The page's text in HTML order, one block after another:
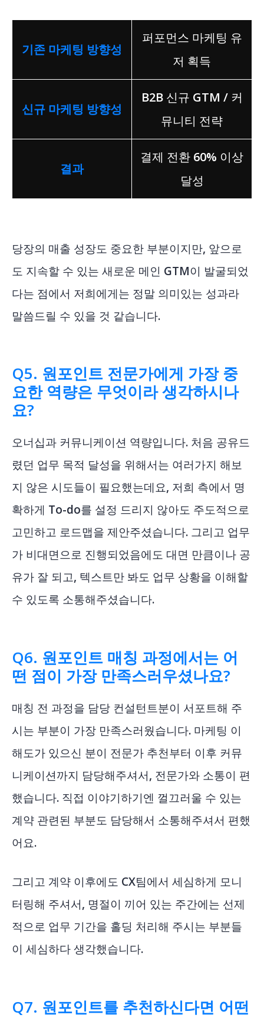
기존 마케팅 방향성
퍼포먼스 마케팅 유
저 획득
신규 마케팅 방향성
B2B 신규 GTM / 커
뮤니티 전략
결과
결제 전환 60% 이상
달성
당장의 매출 성장도 중요한 부분이지만, 앞으로
도 지속할 수 있는 새로운 메인 GTM이 발굴되었
다는 점에서 저희에게는 정말 의미있는 성과라
말씀드릴 수 있을 것 같습니다.
Q5. 원포인트 전문가에게 가장 중
요한 역량은 무엇이라 생각하시나
요?
오너십과 커뮤니케이션 역량입니다. 처음 공유드
렸던 업무 목적 달성을 위해서는 여러가지 해보
지 않은 시도들이 필요했는데요, 저희 측에서 명
확하게 To-do를 설정 드리지 않아도 주도적으로
고민하고 로드맵을 제안주셨습니다. 그리고 업무
가 비대면으로 진행되었음에도 대면 만큼이나 공
유가 잘 되고, 텍스트만 봐도 업무 상황을 이해할
수 있도록 소통해주셨습니다.
Q6. 원포인트 매칭 과정에서는 어
떤 점이 가장 만족스러우셨나요?
매칭 전 과정을 담당 컨설턴트분이 서포트해 주
시는 부분이 가장 만족스러웠습니다. 마케팅 이
해도가 있으신 분이 전문가 추천부터 이후 커뮤
니케이션까지 담당해주셔서, 전문가와 소통이 편
했습니다. 직접 이야기하기엔 껄끄러울 수 있는
계약 관련된 부분도 담당해서 소통해주셔서 편했
어요.
그리고 계약 이후에도 CX팀에서 세심하게 모니
터링해 주셔서, 명절이 끼어 있는 주간에는 선제
적으로 업무 기간을 홀딩 처리해 주시는 부분들
이 세심하다 생각했습니다.
Q7. 원포인트를 추천하신다면 어떤